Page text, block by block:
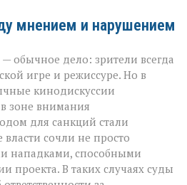
мнением и нарушением
обычное дело: зрители всегда
игре и режиссуре. Но в
кинодискуссии
зоне внимания
для санкций стали
сочли не просто
нападками, способными
проекта. В таких случаях суды